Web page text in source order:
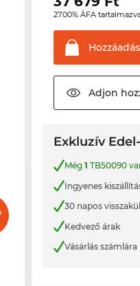
27.00% ÁFA
Adjon
Exkluzív
Még1 TB50090
Ingyenes
30 napos
Kedvező árak
Vásárlás számlára